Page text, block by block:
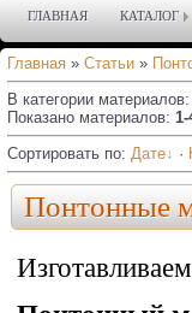
ГЛАВНАЯ КАТАЛОГ
Главная » Статьи »
В категории материалов:
Показано материалов: 1-
Сортировать по: Дате ·
Понтонные